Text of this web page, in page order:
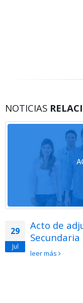
NOTICIAS
29
Jul
Acto de
Secundaria
leer más